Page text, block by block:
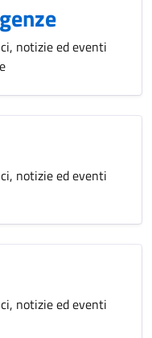
notizie ed eventi
notizie ed eventi
notizie ed eventi